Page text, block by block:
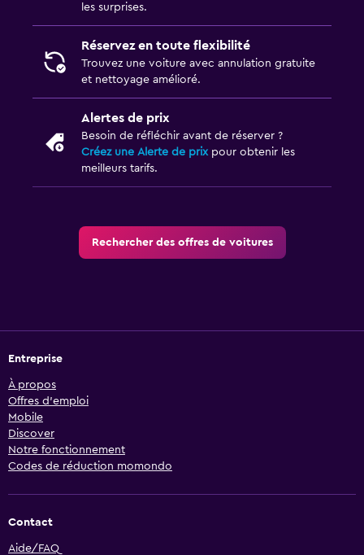
les surprises.
Réservez en toute flexibilité
Trouvez une voiture avec annulation gratuite
et nettoyage amélioré.
Alertes de prix
Besoin de réfléchir avant de réserver ?
Créez une Alerte de prixpour obtenir les
meilleurs tarifs.
Rechercher des offres de voitures
Entreprise
À propos
Offres d’emploi
Mobile
Discover
Notre fonctionnement
Codes de réduction momondo
Contact
Aide/FAQ